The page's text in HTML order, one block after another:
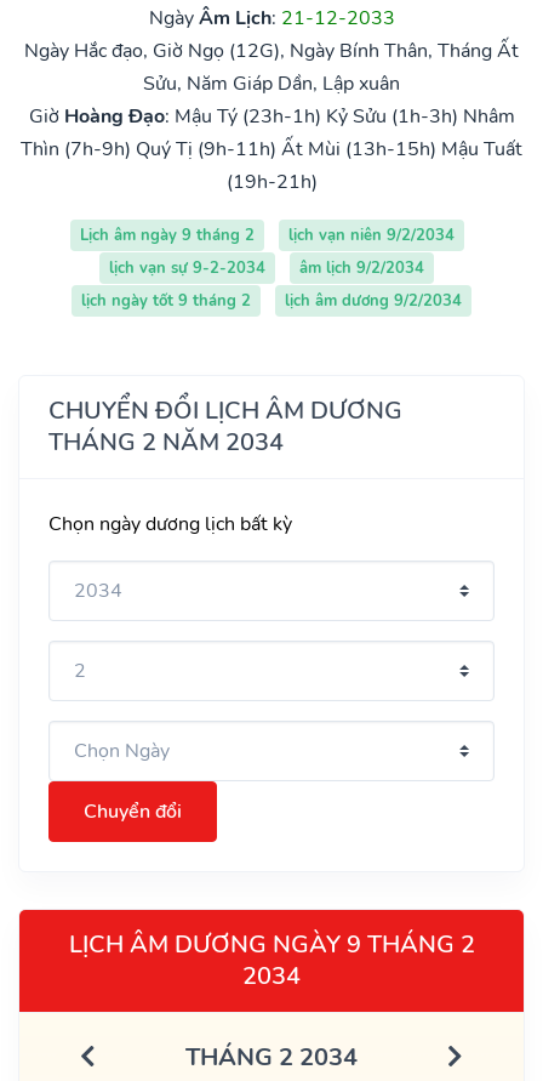
NgàyÂm Lịch: 21-12-2033
Ngày Hắc đạo, Giờ Ngọ (12G), Ngày Bính Thân, Tháng Ất
Sửu, Năm Giáp Dần, Lập xuân
Giờ Hoàng Đạo: Mậu Tý (23h-1h) Kỷ Sửu (1h-3h) Nhâm
Thìn (7h-9h) Quý Tị (9h-11h) Ất Mùi (13h-15h) Mậu Tuất
(19h-21h)
Lịch âm ngày 9 tháng 2
lịch vạn niên 9/2/2034
lịch vạn sự 9-2-2034
âm lịch 9/2/2034
lịch ngày tốt 9 tháng 2
lịch âm dương 9/2/2034
CHUYỂN ĐỔI LỊCH ÂM DƯƠNG
THÁNG 2 NĂM 2034
Chọn ngày dương lịch bất kỳ
Chuyển đổi
LỊCH ÂM DƯƠNG NGÀY 9 THÁNG 2
2034
THÁNG 2 2034